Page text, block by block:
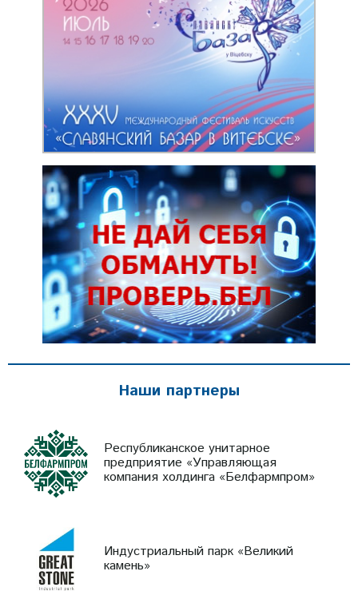
Наши партнеры
Республиканское унитарное
предприятие «Управляющая
компания холдинга «Белфармпром»
Индустриальный парк «Великий
камень»